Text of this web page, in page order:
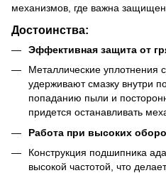
механизмов, где важна
Достоинства:
Эффективная защита от
Металлические уплотнения
удерживают смазку внутри
попаданию пыли и
придется останавливать
Работа при высоких
Конструкция подшипника
высокой частотой, что